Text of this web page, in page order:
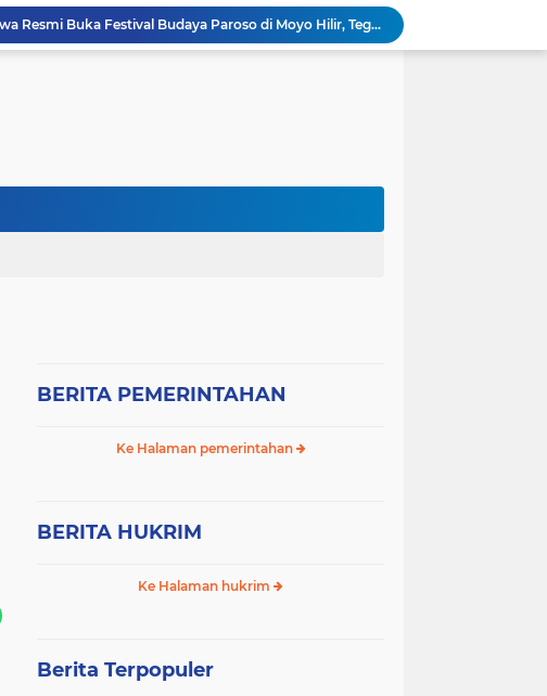
Wabup Sumbawa Resmi Buka Festival Budaya Paroso di Moyo Hilir, Tegaskan Komitmen Pelestarian Budaya hingga
Ancaman Gagal Panen di Hilir Lape, DPRD dan Tani Merdeka Dorong Perbaikan Irigasi Waduk Mamak
Kondisi SDN Arung Santek Labu Aji Memprihatinkan, Warga Dorong Pemerintah Segera Lakukan Asesmen dan Rehabilitasi
BERITA PEMERINTAHAN
Ke Halaman pemerintahan
BERITA HUKRIM
Ke Halaman hukrim
Berita Terpopuler